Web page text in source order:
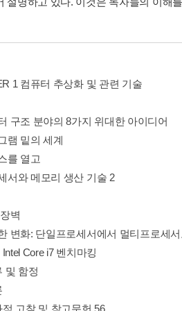
1 컴퓨터 추상화 및 관련 기술
구조 분야의 8가지 위대한 아이디어
램 밑의 세계
를 열고
서와 메모리 생산 기술 2
벽
변화: 단일프로세서에서 멀티프로세
Core i7 벤치마킹
및 함정
적 고찰 및 참고문헌 56